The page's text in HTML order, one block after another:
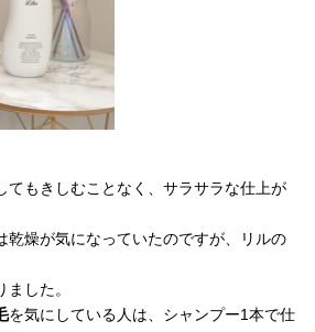
てもきしむことなく、サラサラな仕上が
乾燥が気になっていたのですが、リルの
した。
を気にしている人は、シャンプー1本で仕